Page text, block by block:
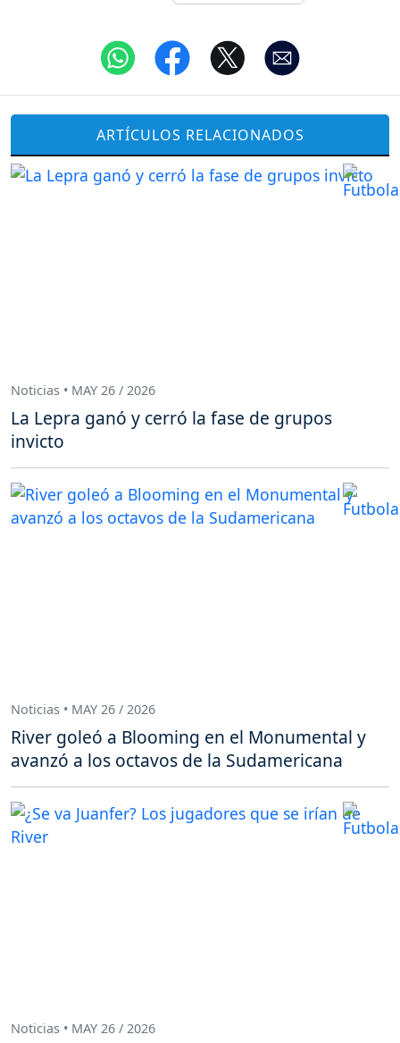
ARTÍCULOS RELACIONADOS
Noticias • MAY 26 / 2026
La Lepra ganó y cerró la fase de grupos
invicto
Noticias • MAY 26 / 2026
River goleó a Blooming en el Monumental y
avanzó a los octavos de la Sudamericana
Noticias • MAY 26 / 2026